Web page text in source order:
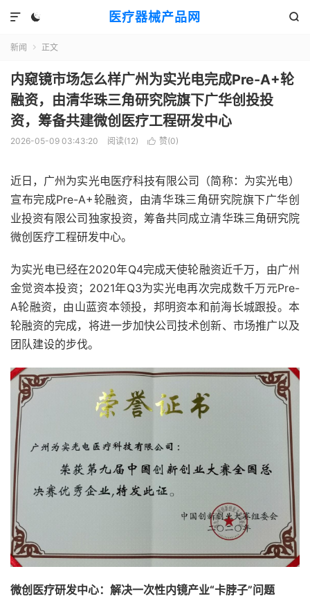
医疗器械产品网
 

新闻  正文
内窥镜市场怎么样广州为实光电完成Pre-A+轮
融资，由清华珠三角研究院旗下广华创投投
资，筹备共建微创医疗工程研发中心
2026-05-09 03:43:20 阅读(12)  赞(0)
近日，广州为实光电医疗科技有限公司（简称：为实光电）
宣布完成Pre-A+轮融资，由清华珠三角研究院旗下广华创
业投资有限公司独家投资，筹备共同成立清华珠三角研究院
微创医疗工程研发中心。
为实光电已经在2020年Q4完成天使轮融资近千万，由广州
金觉资本投资；2021年Q3为实光电再次完成数千万元Pre-
A轮融资，由山蓝资本领投，邦明资本和前海长城跟投。本
轮融资的完成，将进一步加快公司技术创新、市场推广以及
团队建设的步伐。
微创医疗研发中心：解决一次性内镜产业“卡脖子”问题